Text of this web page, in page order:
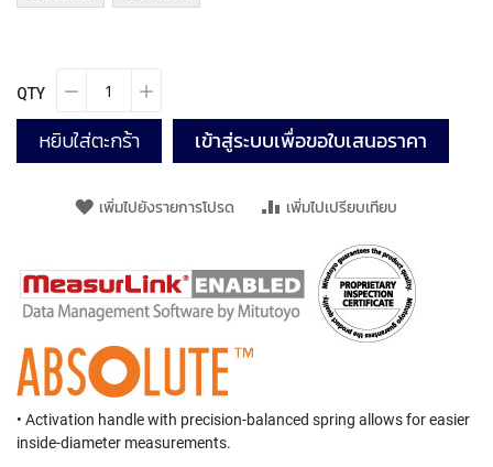
A
L
F
L
T
E
D
T
A
QTY
หยิบใส่ตะกร้า เข้าสู่ระบบเพื่อขอใบเสนอราคา
เพิ่มไปยังรายการโปรด เพิ่มไปเปรียบเทียบ
• Activation handle with precision-balanced spring allows for easier
inside-diameter measurements.